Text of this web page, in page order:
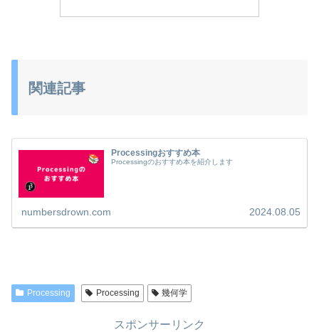
関連記事
Processingおすすめ本
Processingのおすすめ本を紹介します
numbersdrown.com 2024.08.05
Processing Processing 幾何学
スポンサーリンク